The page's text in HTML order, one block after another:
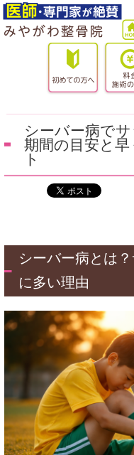
シーバー病で
期間の目安と
ト
シーバー病とは
に多い理由